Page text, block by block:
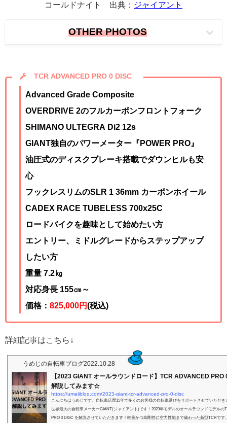
コールドナイト 出典： ジャイアント
OTHER PHOTOS
TCR ADVANCED PRO 0 DISC
Advanced Grade Composite
OVERDRIVE 2のフルカーボンフロントフォーク
SHIMANO ULTEGRA Di2 12s
GIANT独自のパワーメーター『POWER PRO』
油圧式のディスクブレーキ搭載でダウンヒルも安
心
フックレスリムのSLR 1 36mm カーボンホイール
CADEX RACE TUBELESS 700x25C
ロードバイクを趣味として始めたい方
エントリー、ミドルグレードからステップアップ
したい方
重量 7.2㎏
対応身長 155㎝～
価格： 825,000円(税込)
詳細記事はこちら↓
うめじの自転車ブログ2022.10.28
【2023 GIANT オールラウンドロード】TCR ADVANCED PRO
解説してみます☆
https://umejiblog.com/2023-giant-tcr-advanced-pro-0-disc
こんにちはうめじです。自転車店歴15年で多くのお客様の自転車選びをサポートさせていただき
世界最大の自転車メーカーGIANT(ジャイアント)です！2023年モデルのオールラウンドモデルの
PRO 0 DISC を解説させていただきます！軽量かつ高剛性に空力性能まで備わった新型TCRです